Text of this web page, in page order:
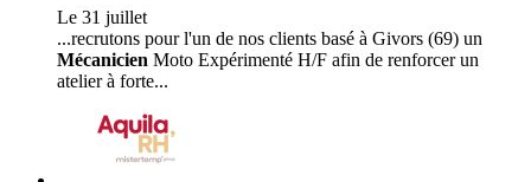
Le 31 juillet
...recrutons pour l'un de nos clients basé à Givors (69) un
Mécanicien Moto Expérimenté H/F afin de renforcer un
atelier à forte...